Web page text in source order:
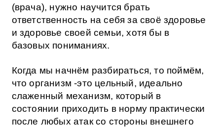
(врача), нужно научится брать
ответственность на себя за своё здоровье
и здоровье своей семьи, хотя бы в
базовых пониманиях.
Когда мы начнём разбираться, то поймём,
что организм -это цельный, идеально
слаженный механизм, который в
состоянии приходить в норму практически
после любых атак со стороны внешнего